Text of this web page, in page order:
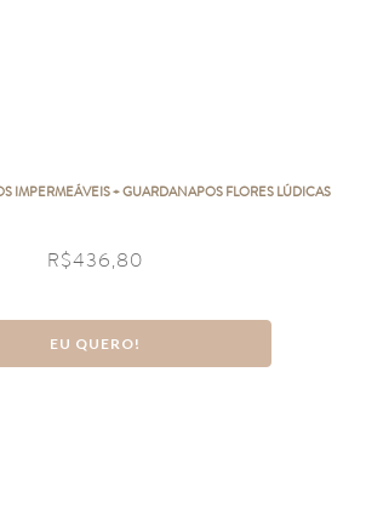
IMPERMEÁVEIS + GUARDANAPOS FLORES LÚDICAS
R$436,80
EU QUERO!